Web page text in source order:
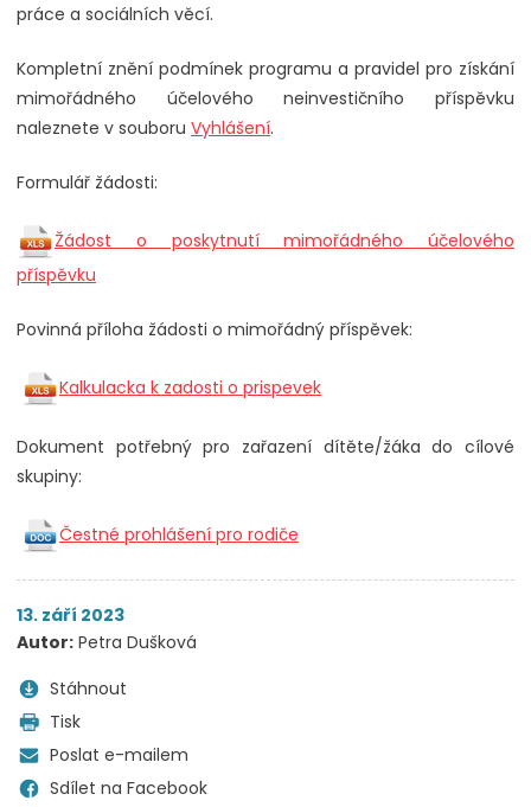
práce a sociálních věcí.
Kompletní znění podmínek programu a pravidel pro získání
mimořádného účelového neinvestičního příspěvku
naleznete v souboru Vyhlášení.
Formulář žádosti:
Žádost o poskytnutí mimořádného účelového
příspěvku
Povinná příloha žádosti o mimořádný příspěvek:
Kalkulacka k zadosti o prispevek
Dokument potřebný pro zařazení dítěte/žáka do cílové
skupiny:
Čestné prohlášení pro rodiče
13. září 2023
Autor: Petra Dušková
Stáhnout
Tisk
Poslat e-mailem
Sdílet na Facebook